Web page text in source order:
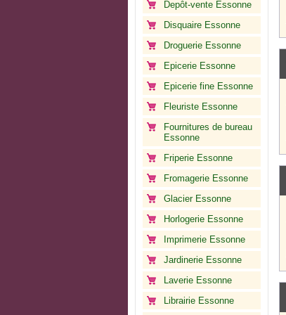
Depôt-vente Essonne
Disquaire Essonne
Droguerie Essonne
Epicerie Essonne
Epicerie fine Essonne
Fleuriste Essonne
Fournitures de bureau
Essonne
Friperie Essonne
Fromagerie Essonne
Glacier Essonne
Horlogerie Essonne
Imprimerie Essonne
Jardinerie Essonne
Laverie Essonne
Librairie Essonne